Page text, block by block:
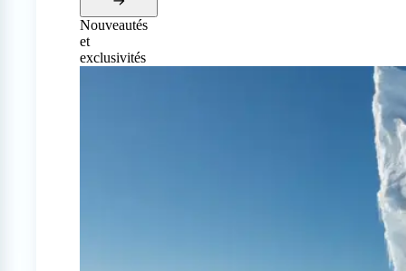
Nouveautés
et
exclusivités